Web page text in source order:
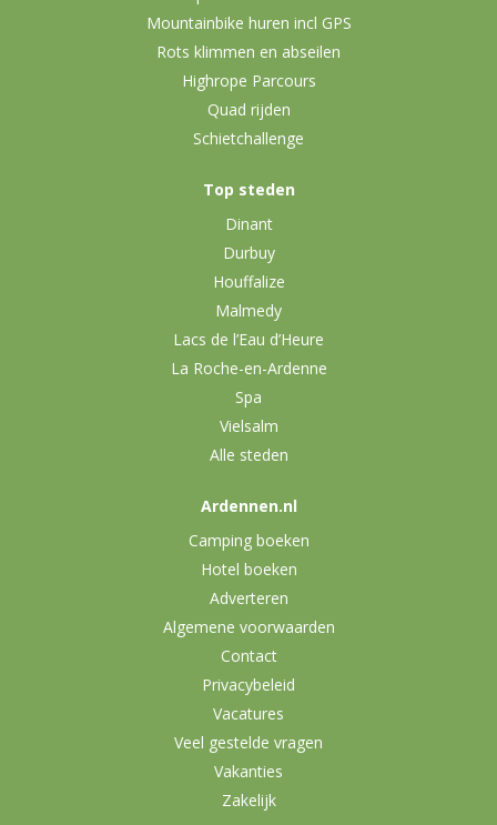
Mountainbike huren incl GPS
Rots klimmen en abseilen
Highrope Parcours
Quad rijden
Schietchallenge
Top steden
Dinant
Durbuy
Houffalize
Malmedy
Lacs de l’Eau d’Heure
La Roche-en-Ardenne
Spa
Vielsalm
Alle steden
Ardennen.nl
Camping boeken
Hotel boeken
Adverteren
Algemene voorwaarden
Contact
Privacybeleid
Vacatures
Veel gestelde vragen
Vakanties
Zakelijk